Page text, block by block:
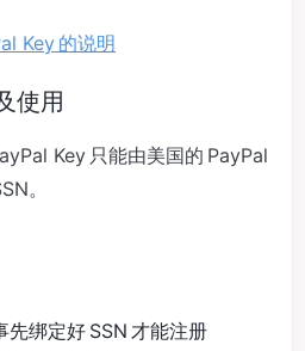
Key 的说明
使用
Key 只能由美国的 PayPal
。
先绑定好 SSN 才能注册